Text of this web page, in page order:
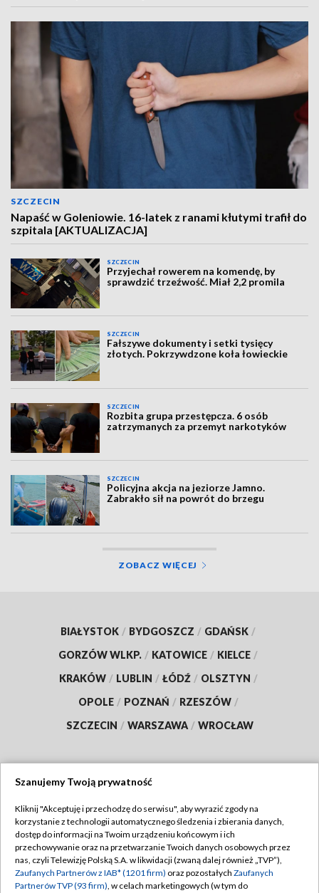
SZCZECIN
Napaść w Goleniowie. 16-latek z ranami kłutymi trafił do
szpitala [AKTUALIZACJA]
SZCZECIN
Przyjechał rowerem na komendę, by
sprawdzić trzeźwość. Miał 2,2 promila
SZCZECIN
Fałszywe dokumenty i setki tysięcy
złotych. Pokrzywdzone koła łowieckie
SZCZECIN
Rozbita grupa przestępcza. 6 osób
zatrzymanych za przemyt narkotyków
SZCZECIN
Policyjna akcja na jeziorze Jamno.
Zabrakło sił na powrót do brzegu
ZOBACZ WIĘCEJ
BIAŁYSTOK / BYDGOSZCZ / GDAŃSK /
GORZÓW WLKP. / KATOWICE / KIELCE /
KRAKÓW / LUBLIN / ŁÓDŹ / OLSZTYN /
OPOLE / POZNAŃ / RZESZÓW /
SZCZECIN / WARSZAWA / WROCŁAW
TVP
Abonament TVP
Emisja w TVP
Regulamin TVP
Polityka prywatności
Szanujemy Twoją prywatność
Kliknij "Akceptuję i przechodzę do serwisu", aby wyrazić zgody na
korzystanie z technologii automatycznego śledzenia i zbierania danych,
dostęp do informacji na Twoim urządzeniu końcowym i ich
przechowywanie oraz na przetwarzanie Twoich danych osobowych przez
nas, czyli Telewizję Polską S.A. w likwidacji (zwaną dalej również „TVP”),
Zaufanych Partnerów z IAB* (1201 firm) oraz pozostałych Zaufanych
Partnerów TVP (93 firm), w celach marketingowych (w tym do